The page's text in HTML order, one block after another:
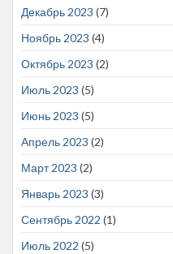
Декабрь 2023 (7)
Ноябрь 2023 (4)
Октябрь 2023 (2)
Июль 2023 (5)
Июнь 2023 (5)
Апрель 2023 (2)
Март 2023 (2)
Январь 2023 (3)
Сентябрь 2022 (1)
Июль 2022 (5)